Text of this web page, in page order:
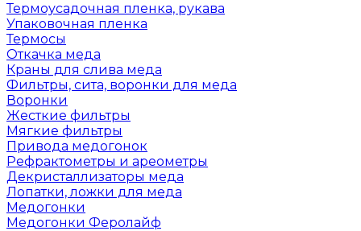
Термоусадочная пленка, рукава
Упаковочная пленка
Термосы
Откачка меда
Краны для слива меда
Фильтры, сита, воронки для меда
Воронки
Жесткие фильтры
Мягкие фильтры
Привода медогонок
Рефрактометры и ареометры
Декристаллизаторы меда
Лопатки, ложки для меда
Медогонки
Медогонки Феролайф